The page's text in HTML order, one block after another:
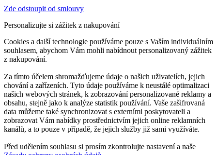
Zde odstoupit od smlouvy
Personalizujte si zážitek z nakupování
Cookies a další technologie používáme pouze s Vaším individuálním
souhlasem, abychom Vám mohli nabídnout personalizovaný zážitek
z nakupování.
Za tímto účelem shromažďujeme údaje o našich uživatelích, jejich
chování a zařízeních. Tyto údaje používáme k neustálé optimalizaci
našich webových stránek, k zobrazování personalizované reklamy a
obsahu, stejně jako k analýze statistik používání. Vaše zašifrovaná
data můžeme také synchronizovat s externími poskytovateli a
zobrazovat Vám nabídky prostřednictvím jejich online reklamních
kanálů, a to pouze v případě, že jejich služby již sami využíváte.
Před udělením souhlasu si prosím zkontrolujte nastavení a naše